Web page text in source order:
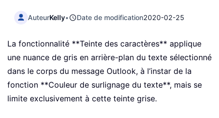
AuteurKelly• Date de modification2020-02-25
La fonctionnalité **Teinte des caractères** applique
une nuance de gris en arrière-plan du texte sélectionné
dans le corps du message Outlook, à l’instar de la
fonction **Couleur de surlignage du texte**, mais se
limite exclusivement à cette teinte grise.